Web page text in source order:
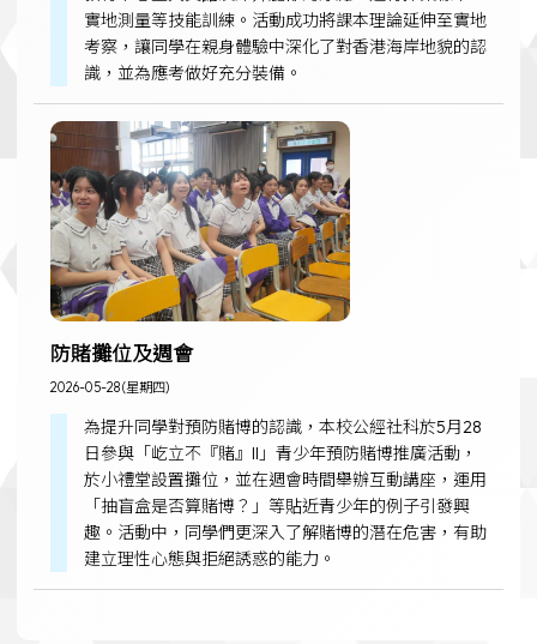
實地測量等技能訓練。活動成功將課本理論延伸至實地
考察，讓同學在親身體驗中深化了對香港海岸地貌的認
識，並為應考做好充分裝備。
防賭攤位及週會
2026-05-28 (星期四)
為提升同學對預防賭博的認識，本校公經社科於5月28
日參與「屹立不『賭』II」青少年預防賭博推廣活動，
於小禮堂設置攤位，並在週會時間舉辦互動講座，運用
「抽盲盒是否算賭博？」等貼近青少年的例子引發興
趣。活動中，同學們更深入了解賭博的潛在危害，有助
建立理性心態與拒絕誘惑的能力。